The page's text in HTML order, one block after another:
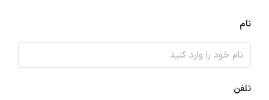
نام
تلفن